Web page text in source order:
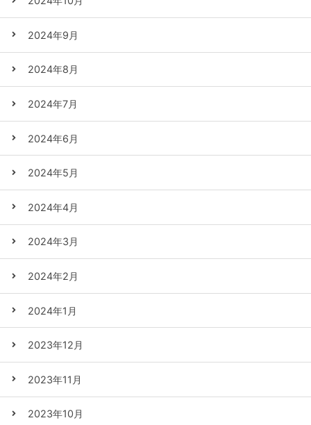
2024年9月
2024年8月
2024年7月
2024年6月
2024年5月
2024年4月
2024年3月
2024年2月
2024年1月
2023年12月
2023年11月
2023年10月